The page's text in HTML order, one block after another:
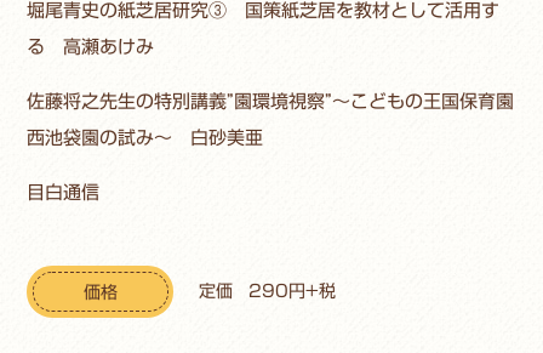
堀尾青史の紙芝居研究③ 国策紙芝居を教材として活用す
る 高瀬あけみ
佐藤将之先生の特別講義”園環境視察”〜こどもの王国保育園
西池袋園の試み〜 白砂美亜
目白通信
価格 定価 290円+税